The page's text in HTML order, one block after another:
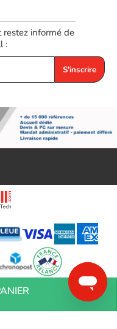
informé de
:
S'inscrire
générales de vente
Mentions
Préférences Cookies
Aide &